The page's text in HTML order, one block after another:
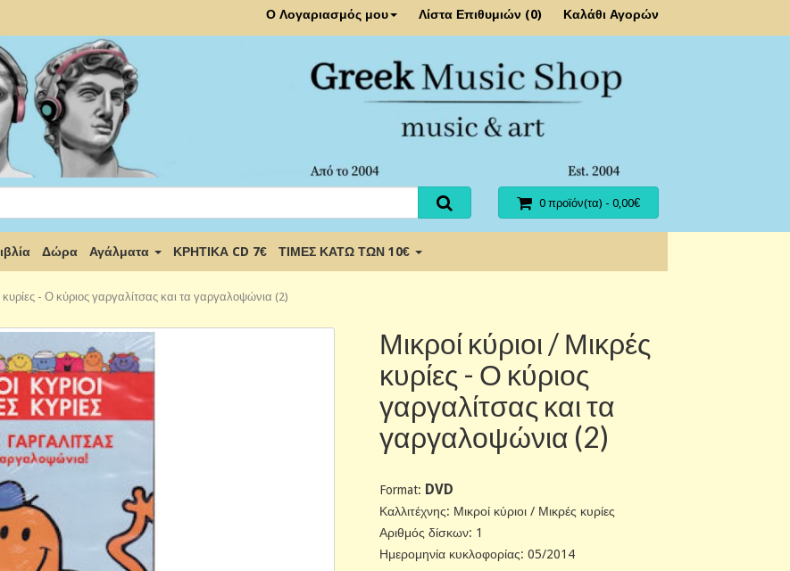
Ο Λογαριασμός μου Λίστα Επιθυμιών (0) Καλάθι Αγορών
0 προϊόν(τα) - 0,00€
Δώρα Αγάλματα ΚΡΗΤΙΚΑ CD 7€ ΤΙΜΕΣ ΚΑΤΩ ΤΩΝ 10€
κυρίες - Ο κύριος γαργαλίτσας και τα γαργαλοψώνια (2)
Μικροί κύριοι / Μικρές
κυρίες - Ο κύριος
γαργαλίτσας και τα
γαργαλοψώνια (2)
Format: DVD
Καλλιτέχνης: Μικροί κύριοι / Μικρές κυρίες
Αριθμός δίσκων: 1
Ημερομηνία κυκλοφορίας: 05/2014